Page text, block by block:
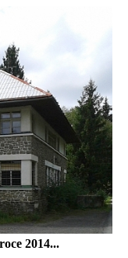
2014...